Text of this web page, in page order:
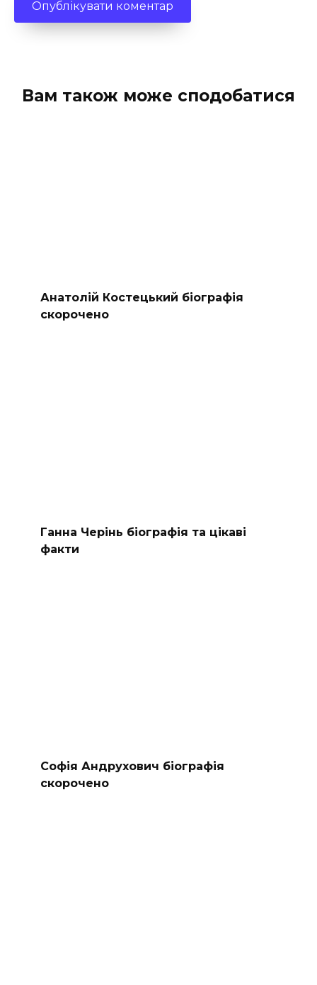
Вам також може сподобатися
Анатолій Костецький біографія
скорочено
Ганна Черінь біографія та цікаві
факти
Софія Андрухович біографія
скорочено